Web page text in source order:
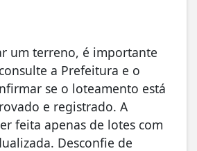
um terreno, é importante
a Prefeitura e o
se o loteamento está
e registrado. A
feita apenas de lotes com
Desconfie de